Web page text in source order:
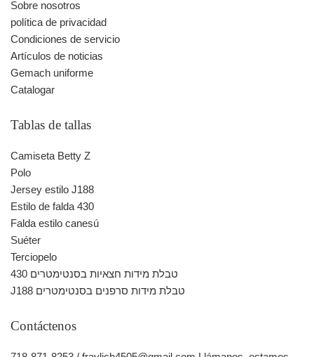
Sobre nosotros
política de privacidad
Condiciones de servicio
Artículos de noticias
Gemach uniforme
Catalogar
Tablas de tallas
Camiseta Betty Z
Polo
Jersey estilo J188
Estilo de falda 430
Falda estilo canesú
Suéter
Terciopelo
430 טבלת מידות חצאיות בסנטימטרים
J188 טבלת מידות סרפנים בסנטימטרים
Contáctenos